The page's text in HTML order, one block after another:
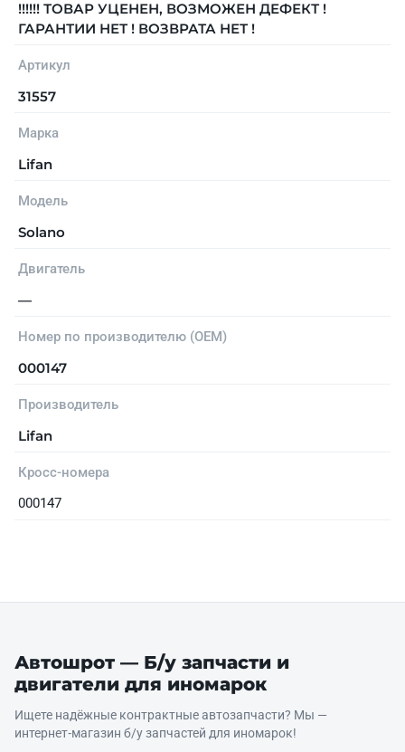
!!!!!! ТОВАР УЦЕНЕН, ВОЗМОЖЕН ДЕФЕКТ !
ГАРАНТИИ НЕТ ! ВОЗВРАТА НЕТ !
Артикул
31557
Марка
Lifan
Модель
Solano
Двигатель
—
Номер по производителю (OEM)
000147
Производитель
Lifan
Кросс-номера
000147
Автошрот — Б/у запчасти и
двигатели для иномарок
Ищете надёжные контрактные автозапчасти? Мы —
интернет‑магазин б/у запчастей для иномарок!